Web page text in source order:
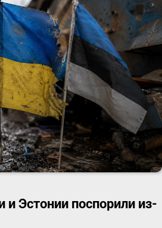
Эстонии поспорили из-